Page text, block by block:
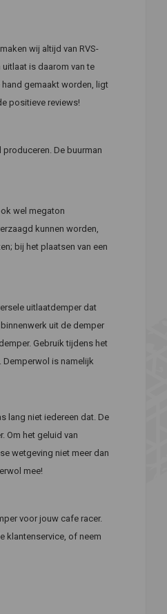
wij altijd van RVS-
is daarom van te
hand gemaakt worden, ligt
positieve reviews!
De buurman
wel megaton
kunnen worden,
bij het plaatsen van een
uitlaatdemper dat
uit de demper
Gebruik tijdens het
Demperwol is namelijk
lang niet iedereen dat. De
Om het geluid van
wetgeving niet meer dan
mee!
voor jouw cafe racer.
klantenservice, of neem